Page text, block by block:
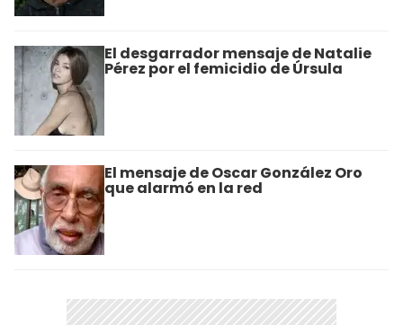
El desgarrador mensaje de Natalie
Pérez por el femicidio de Úrsula
El mensaje de Oscar González Oro
que alarmó en la red